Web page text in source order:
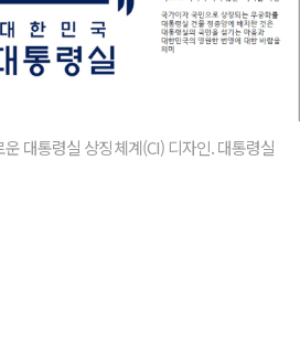
대통령실 상징체계(CI) 디자인. 대통령실